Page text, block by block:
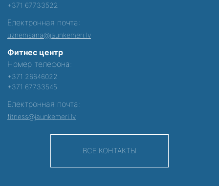
+371 67733522
Електронная почта:
uznemsana@jaunkemeri.lv
Фитнес центр
Номер телефона:
+371 26646022
+371 67733545
Електронная почта:
fitness@jaunkemeri.lv
ВСЕ КОНТАКТЫ